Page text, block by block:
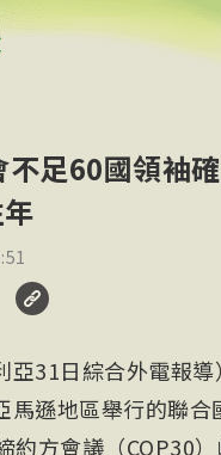
不足60國領袖
亞31日綜合外電報
馬遜地區舉行的聯合
約方會議（COP30